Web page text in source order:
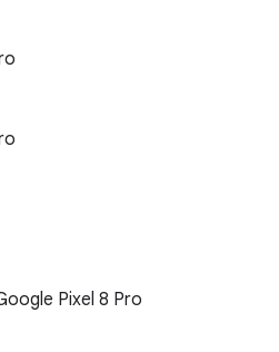
Pixel 8 Pro